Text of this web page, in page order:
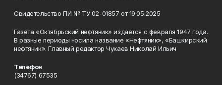
Свидетельство ПИ № ТУ 02-01857 от 19.05.2025
Газета «Октябрьский нефтяник» издается с февраля 1947 года.
В разные периоды носила название «Нефтяник», «Башкирский
нефтяник». Главный редактор Чукаев Николай Ильич
Телефон
(34767) 67535